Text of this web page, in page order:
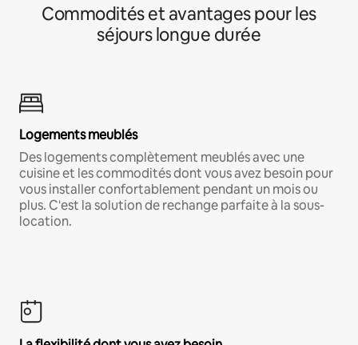
Commodités et avantages pour les
séjours longue durée
Logements meublés
Des logements complètement meublés avec une
cuisine et les commodités dont vous avez besoin pour
vous installer confortablement pendant un mois ou
plus. C'est la solution de rechange parfaite à la sous-
location.